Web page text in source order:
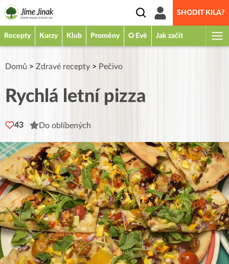
SHODIT KILA?
Recepty Kurzy Klub Proměny O Evě Jak začít
Domů > Zdravé recepty > Pečivo
Rychlá letní pizza
43 Do oblíbených